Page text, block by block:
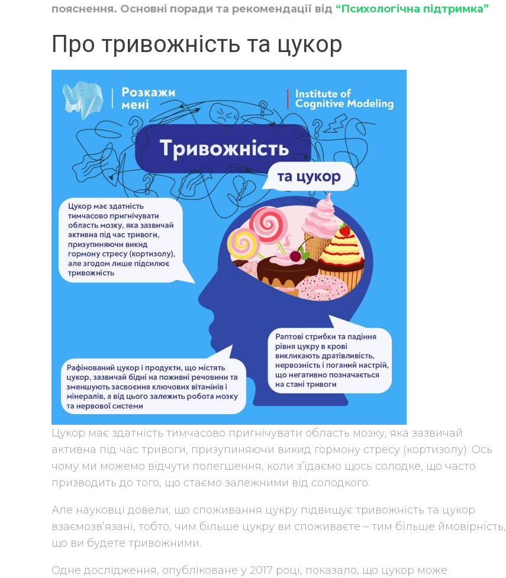
пояснення. Основні поради та рекомендації від “Психологічна підтримка”
Про тривожність та цукор
Цукор має здатність тимчасово пригнічувати область мозку, яка зазвичай
активна під час тривоги, призупиняючи викид гормону стресу (кортизолу). Ось
чому ми можемо відчути полегшення, коли з’їдаємо щось солодке, що часто
призводить до того, що стаємо залежними від солодкого.
Але науковці довели, що споживання цукру підвищує тривожність та цукор
взаємозв’язані, тобто, чим більше цукру ви споживаєте – тим більше ймовірність,
що ви будете тривожними.
Одне дослідження, опубліковане у 2017 році, показало, що цукор може